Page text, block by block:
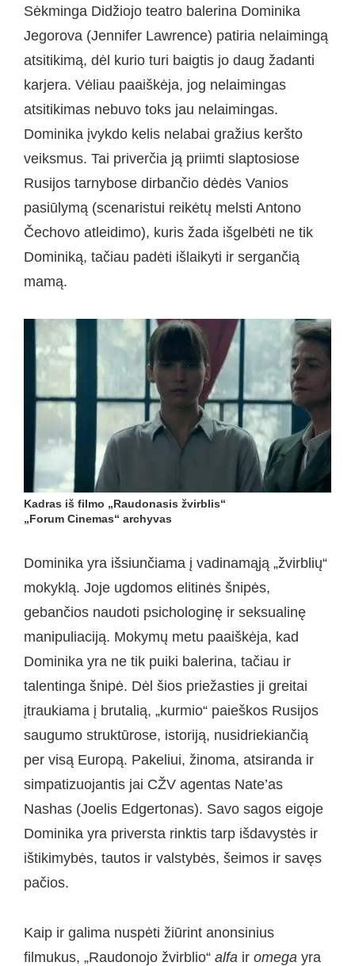
Sėkminga Didžiojo teatro balerina Dominika
Jegorova (Jennifer Lawrence) patiria nelaimingą
atsitikimą, dėl kurio turi baigtis jo daug žadanti
karjera. Vėliau paaiškėja, jog nelaimingas
atsitikimas nebuvo toks jau nelaimingas.
Dominika įvykdo kelis nelabai gražius keršto
veiksmus. Tai priverčia ją priimti slaptosiose
Rusijos tarnybose dirbančio dėdės Vanios
pasiūlymą (scenaristui reikėtų melsti Antono
Čechovo atleidimo), kuris žada išgelbėti ne tik
Dominiką, tačiau padėti išlaikyti ir sergančią
mamą.
Kadras iš filmo „Raudonasis žvirblis“
„Forum Cinemas“ archyvas
Dominika yra išsiunčiama į vadinamąją „žvirblių“
mokyklą. Joje ugdomos elitinės šnipės,
gebančios naudoti psichologinę ir seksualinę
manipuliaciją. Mokymų metu paaiškėja, kad
Dominika yra ne tik puiki balerina, tačiau ir
talentinga šnipė. Dėl šios priežasties ji greitai
įtraukiama į brutalią, „kurmio“ paieškos Rusijos
saugumo struktūrose, istoriją, nusidriekiančią
per visą Europą. Pakeliui, žinoma, atsiranda ir
simpatizuojantis jai CŽV agentas Nate’as
Nashas (Joelis Edgertonas). Savo sagos eigoje
Dominika yra priversta rinktis tarp išdavystės ir
ištikimybės, tautos ir valstybės, šeimos ir savęs
pačios.
Kaip ir galima nuspėti žiūrint anonsinius
filmukus, „Raudonojo žvirblio“ alfa ir omega yra